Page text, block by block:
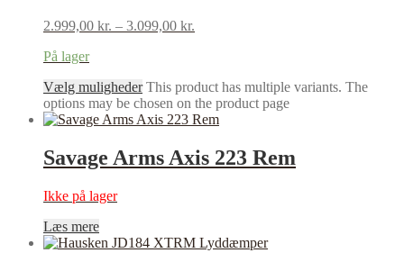
2.999,00 kr. – 3.099,00 kr.
På lager
Vælg mulighederThis product has multiple variants. The
options may be chosen on the product page
Savage Arms Axis 223 Rem
Ikke på lager
Læs mere